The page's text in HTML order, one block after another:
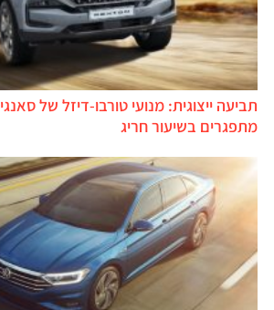
ייצוגית: מנועי טורבו-דיזל של
בשיעור חריג